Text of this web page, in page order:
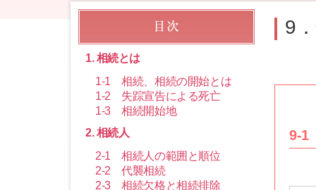
9
9-1
1. 相続とは
1-1 相続、相続の開始とは
1-2 失踪宣告による死亡
1-3 相続開始地
2. 相続人
2-1 相続人の範囲と順位
2-2 代襲相続
2-3 相続欠格と相続排除